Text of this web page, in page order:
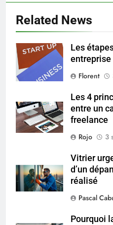
Related News
Les
entreprise
Florent
Les 4
entre un
freelance
Rojo
3
Vitrier
d’un
réalisé
Pascal
Pourquoi
SANTÉ
6
Les
peau
7
BIEN
8
BIEN